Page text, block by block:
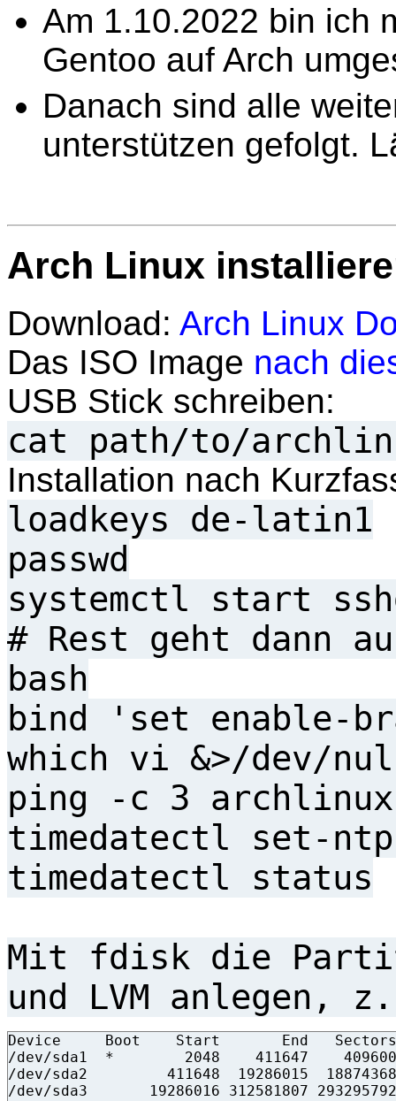
Am 1.10.2022 bin ich
Gentoo auf Arch
Danach sind alle
unterstützen gefolgt.
Arch Linux
Download: Arch Linux
Das ISO Image nach
USB Stick schreiben:
cat path/to/
Installation nach
loadkeys de-latin1
passwd
systemctl start
# Rest geht dann
bash
bind 'set enable-
which vi &>/dev/
ping -c 3
timedatectl set-
timedatectl status
Mit fdisk die
und LVM anlegen,
Device     Boot    Start       End
/dev/sda1  *        2048    411647
/dev/sda2         411648  19286015
/dev/sda3       19286016 312581807